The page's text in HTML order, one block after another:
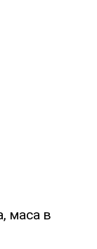
маса в